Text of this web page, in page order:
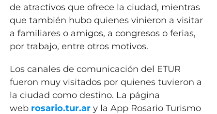
de atractivos que ofrece la ciudad, mientras
que también hubo quienes vinieron a visitar
a familiares o amigos, a congresos o ferias,
por trabajo, entre otros motivos.
Los canales de comunicación del ETUR
fueron muy visitados por quienes tuvieron a
la ciudad como destino. La página
web rosario.tur.ar y la App Rosario Turismo